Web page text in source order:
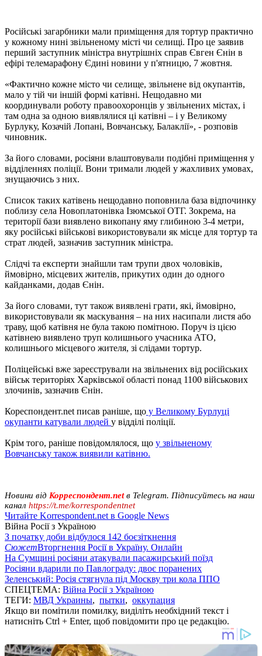
Російські загарбники мали приміщення для тортур практично
у кожному нині звільненому місті чи селищі. Про це заявив
перший заступник міністра внутрішніх справ Євген Єнін в
ефірі телемарафону Єдині новини у п'ятницю, 7 жовтня.
«Фактично кожне місто чи селище, звільнене від окупантів,
мало у тій чи іншій формі катівні. Нещодавно ми
координували роботу правоохоронців у звільнених містах, і
там одна за одною виявлялися ці катівні – і у Великому
Бурлуку, Козачій Лопані, Вовчанську, Балаклії», - розповів
чиновник.
За його словами, росіяни влаштовували подібні приміщення у
відділеннях поліції. Вони тримали людей у ​​жахливих умовах,
знущаючись з них.
Список таких катівень нещодавно поповнила база відпочинку
поблизу села Новоплатонівка Ізюмської ОТГ. Зокрема, на
території бази виявлено викопану яму глибиною 3-4 метри,
яку російські військові використовували як місце для тортур та
страт людей, зазначив заступник міністра.
Слідчі та експерти знайшли там трупи двох чоловіків,
ймовірно, місцевих жителів, прикутих один до одного
кайданками, додав Єнін.
За його словами, тут також виявлені грати, які, ймовірно,
використовували як маскування – на них насипали листя або
траву, щоб катівня не була такою помітною. Поруч із цією
катівнею виявлено труп колишнього учасника АТО,
колишнього місцевого жителя, зі слідами тортур.
Поліцейські вже зареєстрували на звільнених від російських
військ територіях Харківської області понад 1100 військових
злочинів, зазначив Єнін.
Кореспондент.net писав раніше, що у Великому Бурлуці
окупанти катували людей у ​​відділі поліції.
Крім того, раніше повідомлялося, що у звільненому
Вовчанську також виявили катівню.
Новини від Корреспондент.netв Telegram. Підписуйтесь на наш
канал https://t.me/korrespondentnet
Читайте Korrespondent.net в Google News
Війна Росії з Україною
З початку доби відбулося 142 боєзіткнення
СюжетВторгнення Росії в Україну. Онлайн
На Сумщині росіяни атакували пасажирський поїзд
Росіяни вдарили по Павлограду: двоє поранених
Зеленський: Росія стягнула під Москву три кола ППО
СПЕЦТЕМА: Війна Росії з Україною
ТЕГИ: МВД Украины, пытки, оккупация
Якщо ви помітили помилку, виділіть необхідний текст і
натисніть Ctrl + Enter, щоб повідомити про це редакцію.